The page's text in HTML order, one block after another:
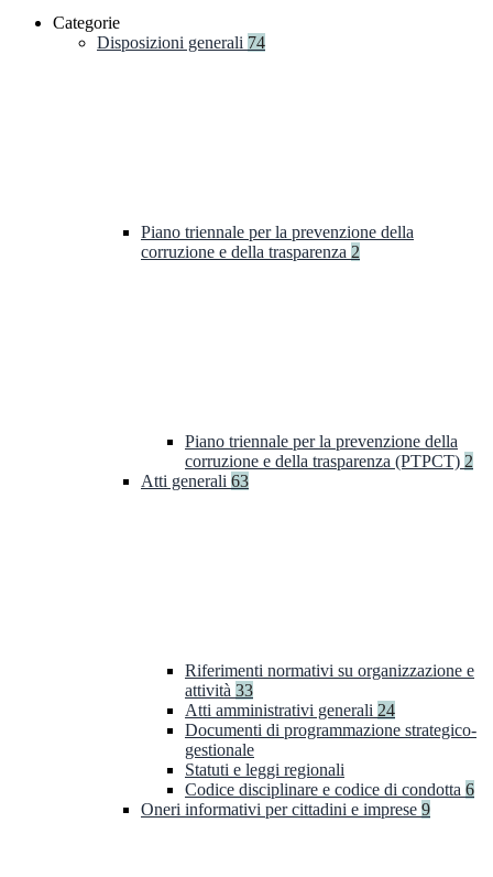
Categorie
Disposizioni generali 74
Piano triennale per la prevenzione della
corruzione e della trasparenza 2
Piano triennale per la prevenzione della
corruzione e della trasparenza (PTPCT) 2
Atti generali 63
Riferimenti normativi su organizzazione e
attività 33
Atti amministrativi generali 24
Documenti di programmazione strategico-
gestionale
Statuti e leggi regionali
Codice disciplinare e codice di condotta 6
Oneri informativi per cittadini e imprese 9